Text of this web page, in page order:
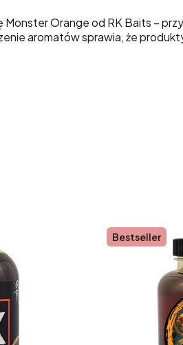
Monster Orange od RK Baits –
aromatów sprawia, że
Bestseller